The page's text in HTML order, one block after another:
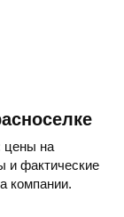
цены на
и фактические
компании.